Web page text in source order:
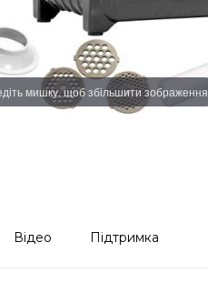
мишку, щоб збільшити зображення
Відео Підтримка